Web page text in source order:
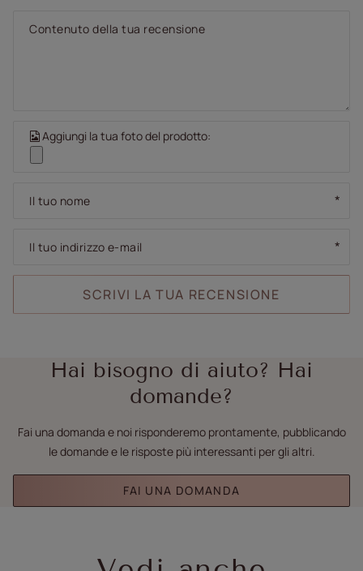
Contenuto della tua recensione
Aggiungi la tua foto del prodotto:
Il tuo nome
Il tuo indirizzo e-mail
SCRIVI LA TUA RECENSIONE
Hai bisogno di aiuto? Hai
domande?
Fai una domanda e noi risponderemo prontamente, pubblicando
le domande e le risposte più interessanti per gli altri.
FAI UNA DOMANDA